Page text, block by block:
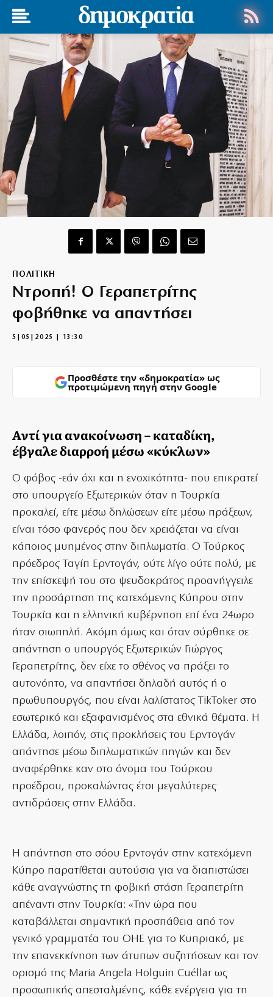
ΠΟΛΙΤΙΚΗ
Ντροπή! Ο Γεραπετρίτης
φοβήθηκε να απαντήσει
5|05|2025 | 13:30
Προσθέστε την «δημοκρατία» ως
προτιμώμενη πηγή στην Google
Αντί για ανακοίνωση – καταδίκη,
έβγαλε διαρροή μέσω «κύκλων»
Ο φόβος -εάν όχι και η ενοχικότητα- που επικρατεί
στο υπουργείο Εξωτερικών όταν η Τουρκία
προκαλεί, είτε μέσω δηλώσεων είτε μέσω πράξεων,
είναι τόσο φανερός που δεν χρειάζεται να είναι
κάποιος μυημένος στην διπλωματία. Ο Τούρκος
πρόεδρος Ταγίπ Ερντογάν, ούτε λίγο ούτε πολύ, με
την επίσκεψή του στο ψευδοκράτος προανήγγειλε
την προσάρτηση της κατεχόμενης Κύπρου στην
Τουρκία και η ελληνική κυβέρνηση επί ένα 24ωρο
ήταν σιωπηλή. Ακόμη όμως και όταν σύρθηκε σε
απάντηση ο υπουργός Εξωτερικών Γιώργος
Γεραπετρίτης, δεν είχε το σθένος να πράξει το
αυτονόητο, να απαντήσει δηλαδή αυτός ή ο
πρωθυπουργός, που είναι λαλίστατος TikToker στο
εσωτερικό και εξαφανισμένος στα εθνικά θέματα. Η
Ελλάδα, λοιπόν, στις προκλήσεις του Ερντογάν
απάντησε μέσω διπλωματικών πηγών και δεν
αναφέρθηκε καν στο όνομα του Τούρκου
προέδρου, προκαλώντας έτσι μεγαλύτερες
αντιδράσεις στην Ελλάδα.
Η απάντηση στο σόου Ερντογάν στην κατεχόμενη
Κύπρο παρατίθεται αυτούσια για να διαπιστώσει
κάθε αναγνώστης τη φοβική στάση Γεραπετρίτη
απέναντι στην Τουρκία: «Την ώρα που
καταβάλλεται σημαντική προσπάθεια από τον
γενικό γραμματέα του ΟΗΕ για το Κυπριακό, με
την επανεκκίνηση των άτυπων συζητήσεων και τον
ορισμό της Maria Angela Holguin Cuéllar ως
προσωπικής απεσταλμένης, κάθε ενέργεια για τη